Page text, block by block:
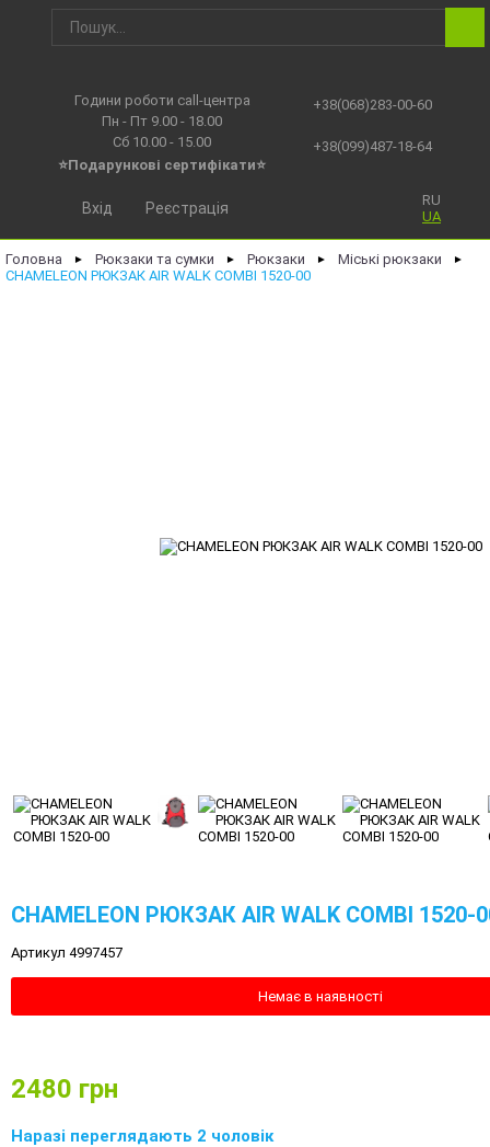
Години роботи call-центра
Пн - Пт 9.00 - 18.00
Сб 10.00 - 15.00
⭐Подарункові сертифікати⭐
+38(068)283-00-60
+38(099)487-18-64
RU
UA
Вхід Реєстрація
Головна ► Рюкзаки та сумки ► Рюкзаки ► Міські рюкзаки ►
CHAMELEON РЮКЗАК AIR WALK COMBI 1520-00
CHAMELEON РЮКЗАК AIR WALK COMBI 1520-
Артикул 4997457
Немає в наявності
2480 грн
Наразі переглядають 2 чоловік